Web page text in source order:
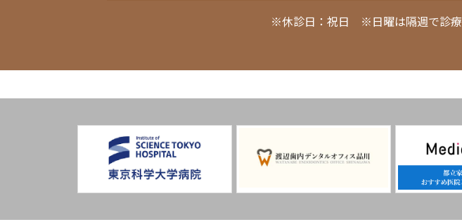
※休診日：祝日 ※日曜は隔週で診療